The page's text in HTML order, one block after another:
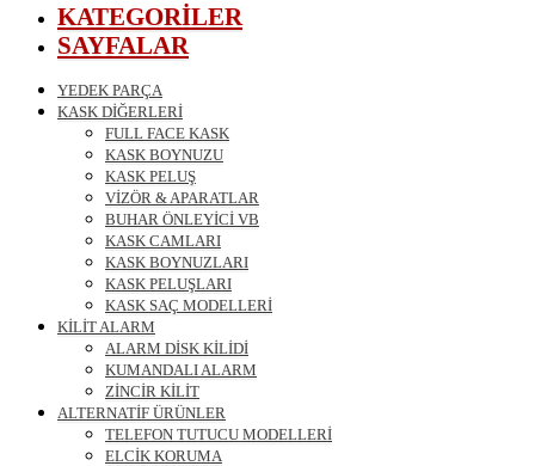
KATEGORİLER
SAYFALAR
YEDEK PARÇA
KASK DİĞERLERİ
FULL FACE KASK
KASK BOYNUZU
KASK PELUŞ
VİZÖR & APARATLAR
BUHAR ÖNLEYİCİ VB
KASK CAMLARI
KASK BOYNUZLARI
KASK PELUŞLARI
KASK SAÇ MODELLERİ
KİLİT ALARM
ALARM DİSK KİLİDİ
KUMANDALI ALARM
ZİNCİR KİLİT
ALTERNATİF ÜRÜNLER
TELEFON TUTUCU MODELLERİ
ELCİK KORUMA